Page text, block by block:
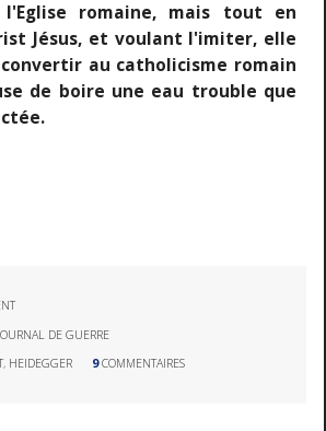
romaine, mais tout en
Jésus, et voulant l'imiter, elle
au catholicisme romain
de boire une eau trouble que
DE GUERRE
, HEIDEGGER 9 COMMENTAIRES